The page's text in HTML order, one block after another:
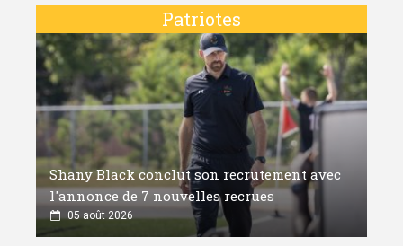
Patriotes
Shany Black conclut son recrutement avec
l'annonce de 7 nouvelles recrues
05 août 2026